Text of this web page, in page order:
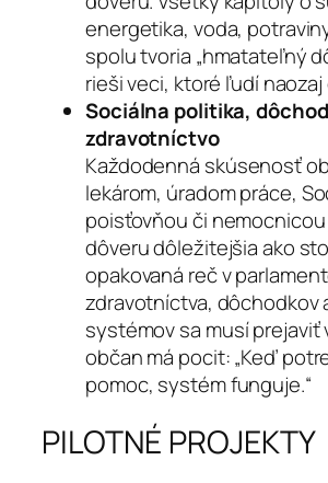
energetika, voda,
spolu tvoria „hmatateľný
rieši veci, ktoré ľudí
Sociálna politika,
zdravotníctvo
Každodenná skúsenosť
lekárom, úradom práce,
poisťovňou či
dôveru dôležitejšia ako
opakovaná reč v
zdravotníctva, dôchodkov
systémov sa musí prejaviť
občan má pocit: „Keď
pomoc, systém funguje.“
PILOTNÉ PROJEKTY